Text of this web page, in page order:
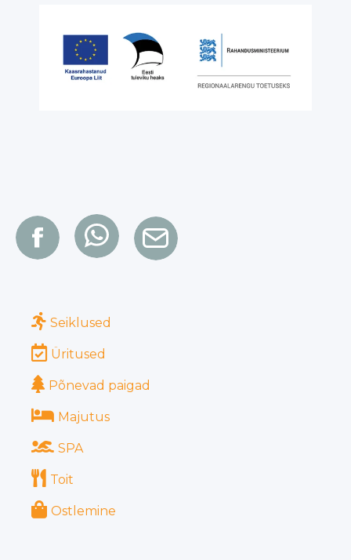
Seiklused
Üritused
Põnevad paigad
Majutus
SPA
Toit
Ostlemine